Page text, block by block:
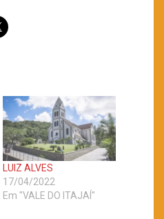
LUIZ ALVES
17/04/2022
Em "VALE DO ITAJAÍ"